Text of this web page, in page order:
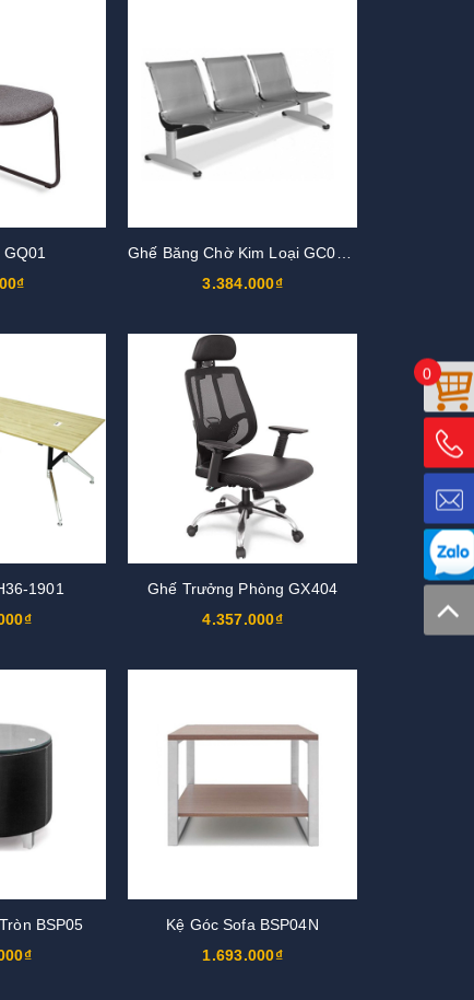
3.384.000₫
1901
Ghế Trưởng Phòng GX404
4.357.000₫
BSP05
Kệ Góc Sofa BSP04N
1.693.000₫
0